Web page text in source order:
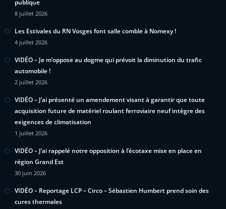
publique
8 juillet 2026
Les Estivales du RN Vosges font salle comble à Nomexy !
4 juillet 2026
VIDÉO – Je m’oppose au dogme qui prévoit la diminution du trafic
automobile !
2 juillet 2026
VIDÉO – J’ai présenté un amendement visant à garantir que toute
acquisition future de matériel roulant ferroviaire neuf intègre des
exigences de climatisation
1 juillet 2026
VIDÉO – J’ai rappelé notre opposition à l’écotaxe mise en place en
région Grand Est
30 juin 2026
VIDÉO – Reportage LCP – Circo – Sébastien Humbert prend soin des
cures thermales